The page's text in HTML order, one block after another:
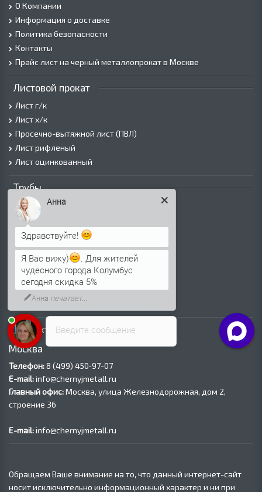
О Компании
Информация о доставке
Политика безопасности
Контакты
Прайс лист на черный металлопрокат в Москве
Листовой прокат
Лист г/к
Лист х/к
Просечно-вытяжной лист (ПВЛ)
Лист рифленый
Лист оцинкованный
Трубы
Трубы горячедеформированные
Труба холоднодеформированная
Трубы ВГП (Водогазопроводные)
Трубы ВГП оцинкованные
Трубы электросварные круглые
Трубы электросварные квадратные
Трубы электросварные прямоугольные
Трубы электросварные оцинкованные
Контакты
Москва
Телефон:8 (499) 450‑97-07
E-mail:info@chernyjmetall.ru
Главный офис:Москва, улица Железнодорожная, дом 2,
строение 36
E-mail:info@chernyjmetall.ru
Обращаем Ваше внимание на то, что данный интернет-сайт
носит исключительно информационный характер и ни при
Введите сообщение
Анна
Здравствуйте!
Я Вас вижу)
. Для жителей
чудесного города Колумбус
сегодня скидка 5%
Анна печатает...